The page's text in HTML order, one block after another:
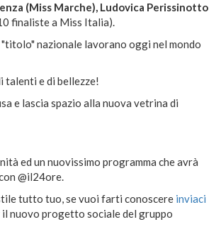
(Miss Marche), Ludovica Perissinotto
finaliste a Miss Italia).
nazionale lavorano oggi nel mondo
talenti e di bellezze!
e lascia spazio alla nuova vetrina di
ed un nuovissimo programma che avrà
@il24ore.
tutto tuo, se vuoi farti conoscere inviaci
nuovo progetto sociale del gruppo